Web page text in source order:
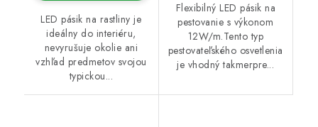
LED pásik na rastliny je
ideálny do interiéru,
nevyrušuje okolie ani
vzhľad predmetov svojou
typickou...
Flexibilný LED pásik na
pestovanie s výkonom
12W/m.Tento typ
pestovateľského osvetlenia
je vhodný takmerpre...